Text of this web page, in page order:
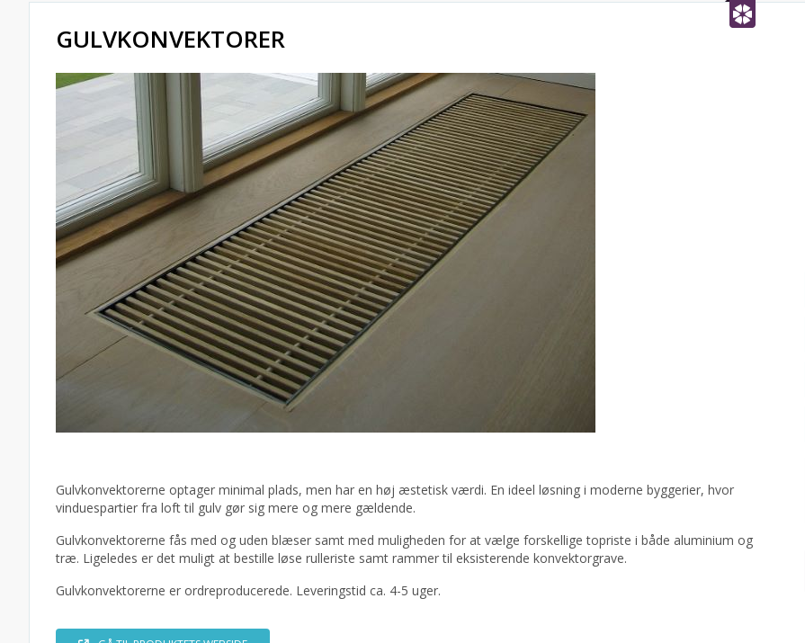
GULVKONVEKTORER
Gulvkonvektorerne optager minimal plads, men har en høj æstetisk værdi. En ideel løsning i moderne byggerier, hvor
vinduespartier fra loft til gulv gør sig mere og mere gældende.
Gulvkonvektorerne fås med og uden blæser samt med muligheden for at vælge forskellige topriste i både aluminium og
træ. Ligeledes er det muligt at bestille løse rulleriste samt rammer til eksisterende konvektorgrave.
Gulvkonvektorerne er ordreproducerede. Leveringstid ca. 4-5 uger.